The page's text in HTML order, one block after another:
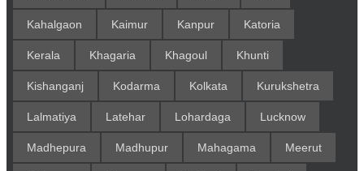
Kahalgaon Kaimur Kanpur Katoria
Kerala Khagaria Khagoul Khunti
Kishanganj Kodarma Kolkata Kurukshetra
Lalmatiya Latehar Lohardaga Lucknow
Madhepura Madhupur Mahagama Meerut